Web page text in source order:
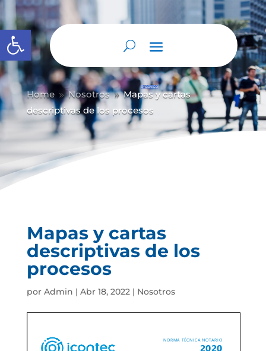
Abrir barra de herramientas
Home 9 Nosotros 9 Mapas y cartas
descriptivas de los procesos
Mapas y cartas
descriptivas de los
procesos
por Admin | Abr 18, 2022| Nosotros